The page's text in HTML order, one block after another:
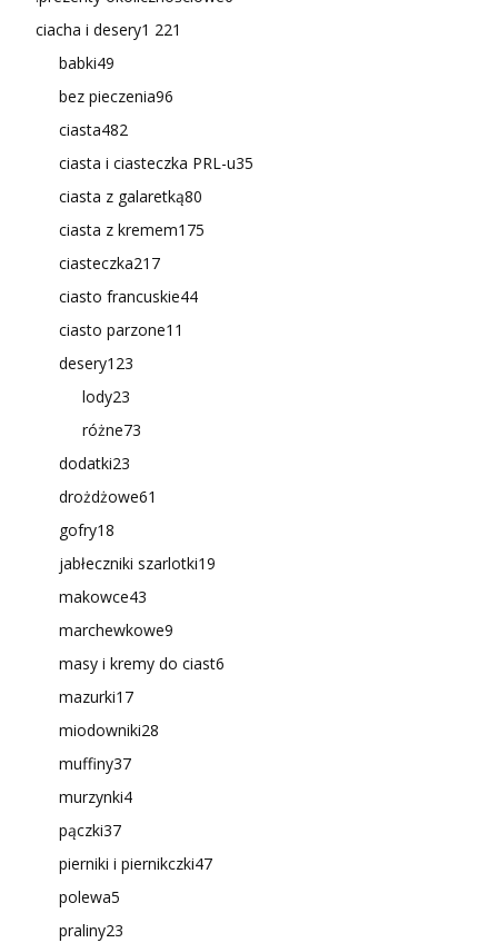
ciacha i desery1 221
babki49
bez pieczenia96
ciasta482
ciasta i ciasteczka PRL-u35
ciasta z galaretką80
ciasta z kremem175
ciasteczka217
ciasto francuskie44
ciasto parzone11
desery123
lody23
różne73
dodatki23
drożdżowe61
gofry18
jabłeczniki szarlotki19
makowce43
marchewkowe9
masy i kremy do ciast6
mazurki17
miodowniki28
muffiny37
murzynki4
pączki37
pierniki i piernikczki47
polewa5
praliny23